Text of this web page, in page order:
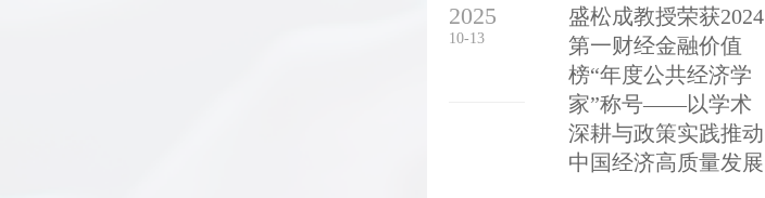
利率也有所回落，
DR007、R007周均值下行
1.5、1.4bp至1.41%、
1.42%。
2025
10-13
盛松成教授荣获2024
第一财经金融价值
榜“年度公共经济学
家”称号——以学术
深耕与政策实践推动
中国经济高质量发展